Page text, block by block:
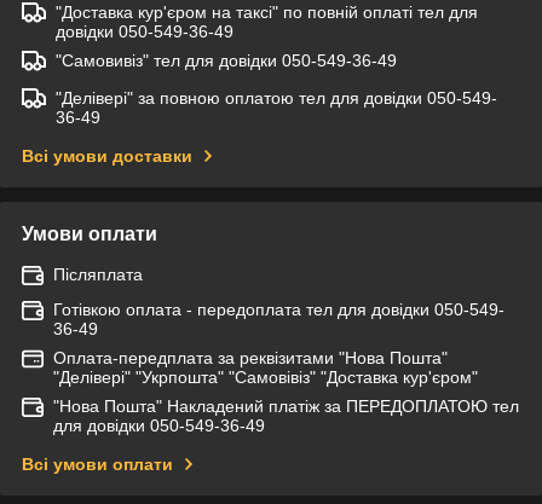
"Доставка кур'єром на таксі" по повній оплаті тел для
довідки 050-549-36-49
"Самовивіз" тел для довідки 050-549-36-49
"Делівері" за повною оплатою тел для довідки 050-549-
36-49
Всі умови доставки
Умови оплати
Післяплата
Готівкою оплата - передоплата тел для довідки 050-549-
36-49
Оплата-передплата за реквізитами "Нова Пошта"
"Делівері" "Укрпошта" "Самовівіз" "Доставка кур'єром"
"Нова Пошта" Накладений платіж за ПЕРЕДОПЛАТОЮ тел
для довідки 050-549-36-49
Всі умови оплати